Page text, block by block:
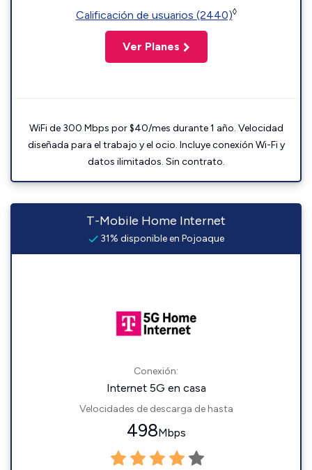
Calificación de usuarios (2440)◊
Ver Planes
WiFi de 300 Mbps por $40/mes durante 1 año. Velocidad
diseñada para el trabajo y el ocio. Incluye conexión Wi-Fi y
datos ilimitados. Sin contrato.
T-Mobile Home Internet
31% disponible en Pojoaque
Conexión:
Internet 5G en casa
Velocidades de descarga de hasta
498Mbps